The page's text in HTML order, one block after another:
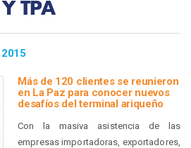
TPA
Más de 120 clientes se reunieron
en La Paz para conocer nuevos
desafíos del terminal ariqueño
Con la masiva asistencia de las
empresas importadoras, exportadores,